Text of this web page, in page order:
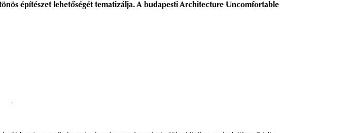
építészet lehetőségét tematizálja. A budapesti Architecture Uncomfortable